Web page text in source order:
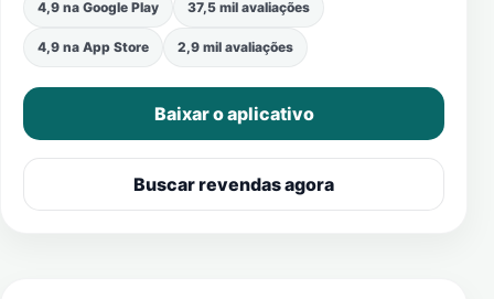
4,9 na Google Play 37,5 mil avaliações
4,9 na App Store 2,9 mil avaliações
Baixar o aplicativo
Buscar revendas agora